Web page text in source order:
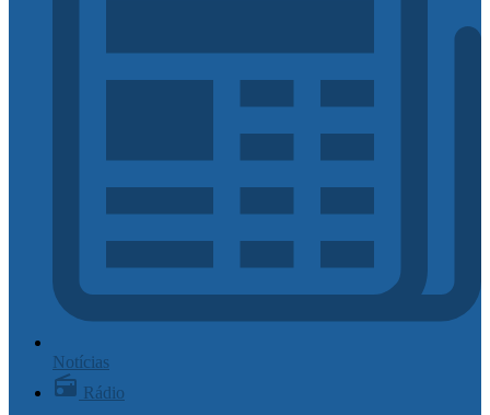
Notícias
Rádio